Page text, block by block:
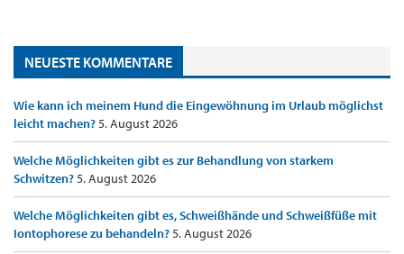
NEUESTE KOMMENTARE
Wie kann ich meinem Hund die Eingewöhnung im Urlaub möglichst
leicht machen?5. August 2026
Welche Möglichkeiten gibt es zur Behandlung von starkem
Schwitzen?5. August 2026
Welche Möglichkeiten gibt es, Schweißhände und Schweißfüße mit
Iontophorese zu behandeln?5. August 2026